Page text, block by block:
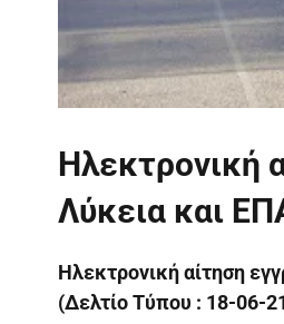
Ηλεκτρονική
Λύκεια και
Ηλεκτρονική αίτηση
(Δελτίο Τύπου : 18-06-